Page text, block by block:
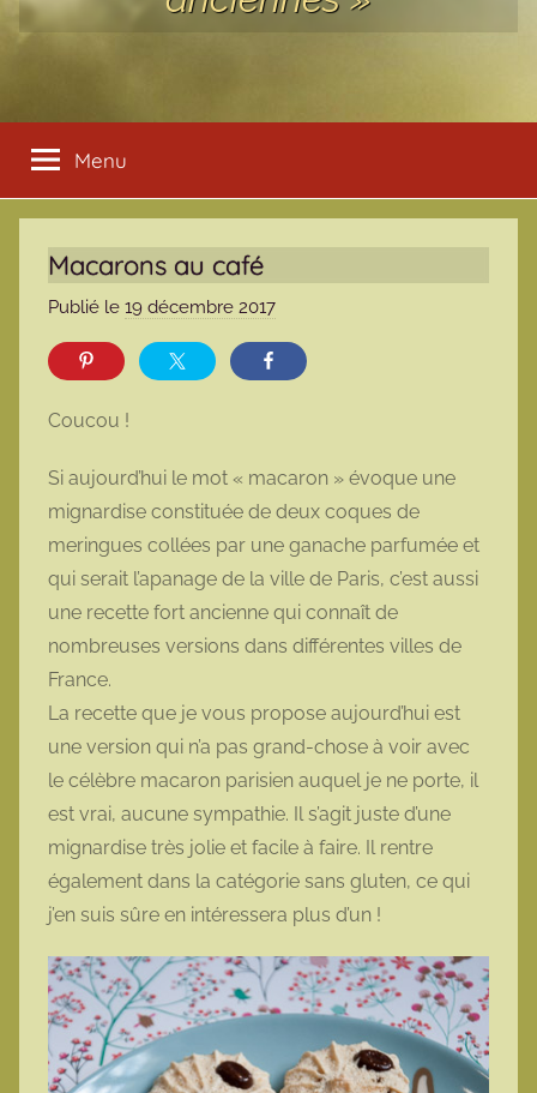
Menu
Macarons au café
Publié le 19 décembre 2017
a
o
t
t
e
Coucou !
Si aujourd’hui le mot « macaron » évoque une
mignardise constituée de deux coques de
meringues collées par une ganache parfumée et
qui serait l’apanage de la ville de Paris, c’est aussi
une recette fort ancienne qui connaît de
nombreuses versions dans différentes villes de
France.
La recette que je vous propose aujourd’hui est
une version qui n’a pas grand-chose à voir avec
le célèbre macaron parisien auquel je ne porte, il
est vrai, aucune sympathie. Il s’agit juste d’une
mignardise très jolie et facile à faire. Il rentre
également dans la catégorie sans gluten, ce qui
j’en suis sûre en intéressera plus d’un !